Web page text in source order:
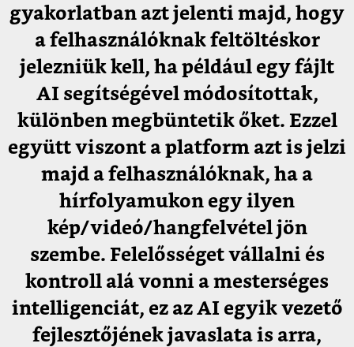
gyakorlatban azt jelenti majd, hogy
a felhasználóknak feltöltéskor
jelezniük kell, ha például egy fájlt
AI segítségével módosítottak,
különben megbüntetik őket. Ezzel
együtt viszont a platform azt is jelzi
majd a felhasználóknak, ha a
hírfolyamukon egy ilyen
kép/videó/hangfelvétel jön
szembe. Felelősséget vállalni és
kontroll alá vonni a mesterséges
intelligenciát, ez az AI egyik vezető
fejlesztőjének javaslata is arra,